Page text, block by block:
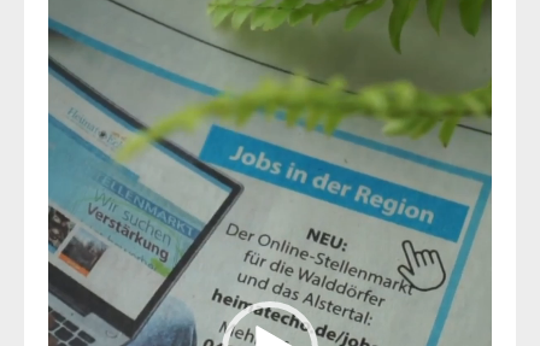
Player